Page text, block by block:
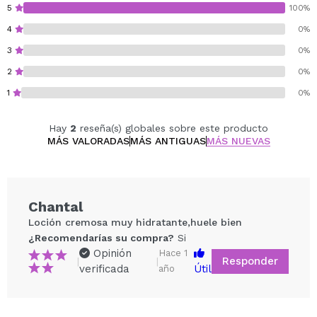
En combinación con el aceite de oliva, tiene un efecto
calmante sobre la piel, reduciendo su irritación y
previniendo la sequedad.
Cruelty free.
Vegan.
5 100%
4 0%
3 0%
2 0%
1 0%
Hay 2 reseña(s) globales sobre este producto
MÁS VALORADASMÁS ANTIGUASMÁS NUEVAS
Chantal
Loción cremosa muy hidratante,huele bien
¿Recomendarías su compra? Si
|
Opinión
verificada
|
Hace 1
año
Útil
Responder